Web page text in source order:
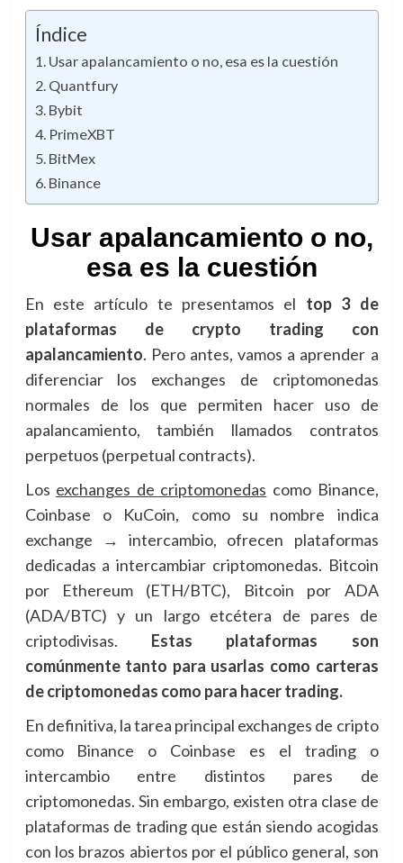
Índice
Usar apalancamiento o no, esa es la cuestión
Quantfury
Bybit
PrimeXBT
BitMex
Binance
Usar apalancamiento o no,
esa es la cuestión
En este artículo te presentamos el top 3 de
plataformas de crypto trading con
apalancamiento. Pero antes, vamos a aprender a
diferenciar los exchanges de criptomonedas
normales de los que permiten hacer uso de
apalancamiento, también llamados contratos
perpetuos (perpetual contracts).
Los exchanges de criptomonedas como Binance,
Coinbase o KuCoin, como su nombre indica
exchange → intercambio, ofrecen plataformas
dedicadas a intercambiar criptomonedas. Bitcoin
por Ethereum (ETH/BTC), Bitcoin por ADA
(ADA/BTC) y un largo etcétera de pares de
criptodivisas. Estas plataformas son
comúnmente tanto para usarlas como carteras
de criptomonedas como para hacer trading.
En definitiva, la tarea principal exchanges de cripto
como Binance o Coinbase es el trading o
intercambio entre distintos pares de
criptomonedas. Sin embargo, existen otra clase de
plataformas de trading que están siendo acogidas
con los brazos abiertos por el público general, son